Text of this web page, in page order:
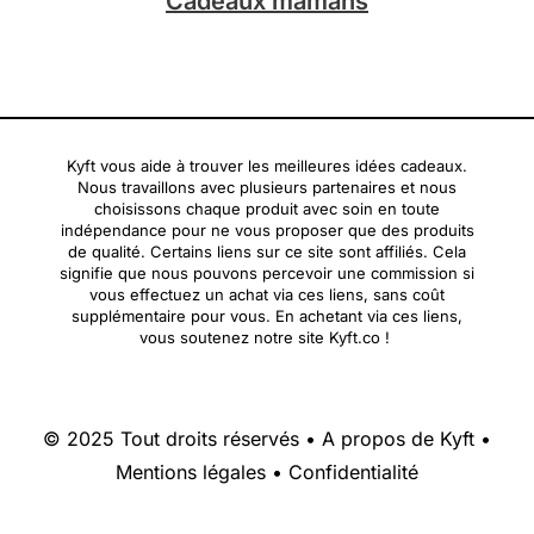
Kyft vous aide à trouver les meilleures idées cadeaux.
Nous travaillons avec plusieurs partenaires et nous
choisissons chaque produit avec soin en toute
indépendance pour ne vous proposer que des produits
de qualité. Certains liens sur ce site sont affiliés. Cela
signifie que nous pouvons percevoir une commission si
vous effectuez un achat via ces liens, sans coût
supplémentaire pour vous. En achetant via ces liens,
vous soutenez notre site Kyft.co !
© 2025 Tout droits réservés • A propos de Kyft •
Mentions légales • Confidentialité